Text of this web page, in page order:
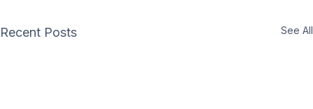
Recent Posts See All